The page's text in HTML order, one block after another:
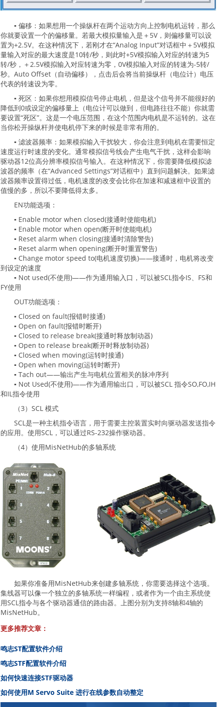
▪ 偏移：如果想用一个操纵杆在两个运动方向上控制电机运转，那么
你就要设置一个的偏移量。若最大模拟量输入是＋5V，则偏移量可以设
置为+2.5V。在这种情况下，若刚才在“Analog Input”对话框中＋5V模拟
量输入对应的最大速度是10转/秒，则此时+5V模拟输入对应的转速为5
转/秒，＋2.5V模拟输入对应转速为零，0V模拟输入对应的转速为-5转/
秒。Auto Offset（自动偏移），点击后会将当前操纵杆（电位计）电压
代表的转速设为零。
▪ 死区：如果你想用模拟信号停止电机，但是这个信号并不能很好的
降低到0或设定的偏移量上（电位计可以做到，但电路往往不能）你就需
要设置“死区”。这是一个电压范围，在这个范围内电机是不运转的。这在
当你松开操纵杆并使电机停下来的时候是非常有用的。
▪ 滤波器频率：如果模拟输入干扰较大，你会注意到电机在需要恒定
速度运行时速度的变化。通常模拟信号线会产生电气干扰，这样会影响
驱动器12位高分辨率模拟信号输入。在这种情况下，你需要降低模拟滤
波器的频率（在“Advanced Settings”对话框中）直到问题解决。如果滤
波器频率设置得过低，电机速度的改变会比你在加速和减速框中设置的
值慢的多，所以不要降低得太多。
EN功能选项：
▪ Enable motor when closed(接通时使能电机)
▪ Enable motor when open(断开时使能电机)
▪ Reset alarm when closing(接通时清除警告)
▪ Reset alarm when opening(断开时重置警告)
▪ Change motor speed to(电机速度切换)——接通时，电机将改变
到设定的速度
▪ Not used(不使用)——作为通用输入口，可以被SCL指令IS、FS和
FY使用
OUT功能选项：
▪ Closed on fault(报错时接通)
▪ Open on fault(报错时断开)
▪ Closed to release break(接通时释放制动器)
▪ Open to release break(断开时释放制动器)
▪ Closed when moving(运转时接通)
▪ Open when moving(运转时断开)
▪ Tach out——输出产生与电机位置相关的脉冲序列
▪ Not Used(不使用)——作为通用输出口，可以被SCL 指令SO,FO,IH
和IL指令使用
（3）SCL 模式
SCL是一种主机指令语言，用于需要主控装置实时向驱动器发送指令
的应用。使用SCL，可以通过RS-232操作驱动器。
（4）使用MisNetHub的多轴系统
如果你准备用MisNetHub来创建多轴系统，你需要选择这个选项。
集线器可以像一个独立的多轴系统一样编程，或者作为一个由主系统使
用SCL指令与各个驱动器通信的路由器。上图分别为支持8轴和4轴的
MisNetHub。
更多推荐文章：
鸣志ST配置软件介绍
鸣志STF配置软件介绍
如何快速连接STF驱动器
如何使用M Servo Suite 进行在线参数自动整定